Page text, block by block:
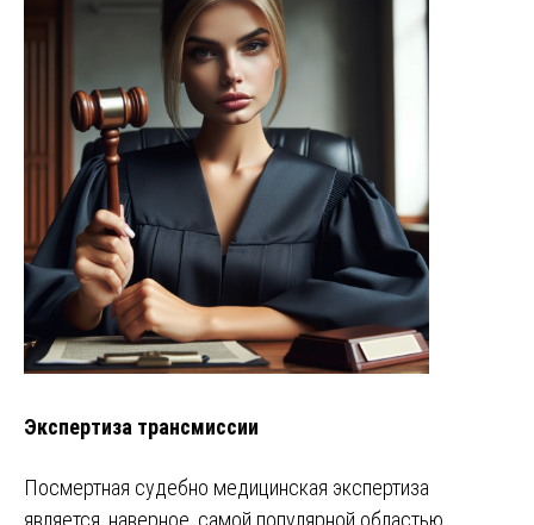
Экспертиза трансмиссии
Посмертная судебно медицинская экспертиза
является, наверное, самой популярной областью